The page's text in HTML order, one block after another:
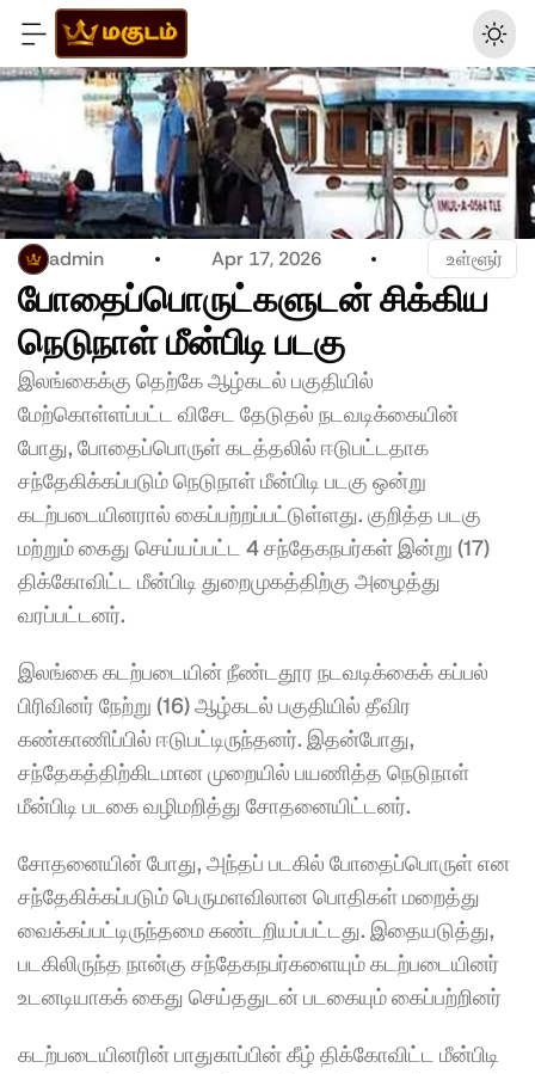
admin Apr 17, 2026 உள்ளூர்
போதைப்பொருட்களுடன் சிக்கிய
நெடுநாள் மீன்பிடி படகு
இலங்கைக்கு தெற்கே ஆழ்கடல் பகுதியில்
மேற்கொள்ளப்பட்ட விசேட தேடுதல் நடவடிக்கையின்
போது, போதைப்பொருள் கடத்தலில் ஈடுபட்டதாக
சந்தேகிக்கப்படும் நெடுநாள் மீன்பிடி படகு ஒன்று
கடற்படையினரால் கைப்பற்றப்பட்டுள்ளது. குறித்த படகு
மற்றும் கைது செய்யப்பட்ட 4 சந்தேகநபர்கள் இன்று (17)
திக்கோவிட்ட மீன்பிடி துறைமுகத்திற்கு அழைத்து
வரப்பட்டனர்.
இலங்கை கடற்படையின் நீண்டதூர நடவடிக்கைக் கப்பல்
பிரிவினர் நேற்று (16) ஆழ்கடல் பகுதியில் தீவிர
கண்காணிப்பில் ஈடுபட்டிருந்தனர். இதன்போது,
சந்தேகத்திற்கிடமான முறையில் பயணித்த நெடுநாள்
மீன்பிடி படகை வழிமறித்து சோதனையிட்டனர்.
சோதனையின் போது, அந்தப் படகில் போதைப்பொருள் என
சந்தேகிக்கப்படும் பெருமளவிலான பொதிகள் மறைத்து
வைக்கப்பட்டிருந்தமை கண்டறியப்பட்டது. இதையடுத்து,
படகிலிருந்த நான்கு சந்தேகநபர்களையும் கடற்படையினர்
உடனடியாகக் கைது செய்ததுடன் படகையும் கைப்பற்றினர்
கடற்படையினரின் பாதுகாப்பின் கீழ் திக்கோவிட்ட மீன்பிடி